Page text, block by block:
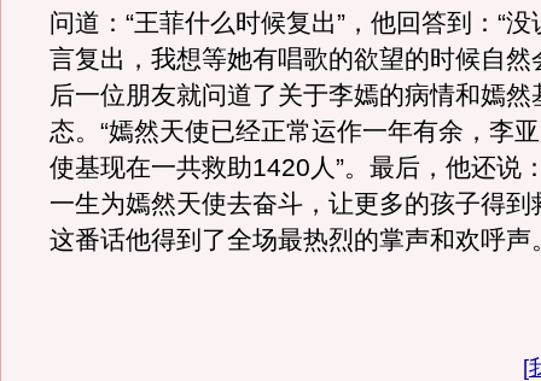
问道：“王菲什么时候复出”，他回答到：“
言复出，我想等她有唱歌的欲望的时候自然
后一位朋友就问道了关于李嫣的病情和嫣然
态。“嫣然天使已经正常运作一年有余，李
使基现在一共救助1420人”。最后，他还说
一生为嫣然天使去奋斗，让更多的孩子得到
这番话他得到了全场最热烈的掌声和欢呼声
[